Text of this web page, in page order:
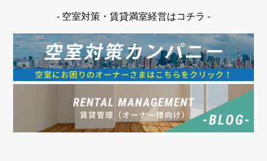
- 空室対策・賃貸満室経営はコチラ -